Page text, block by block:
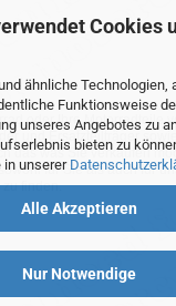
Cookies
ähnliche Technologien,
Funktionsweise
unseres Angebotes zu
bieten zu
in unserer
Alle Akzeptieren
Nur Notwendige
oder Ihre Motorradteile
und Ersatzteilträger
das was Sie verkaufen
für Sie als auch für
finden.